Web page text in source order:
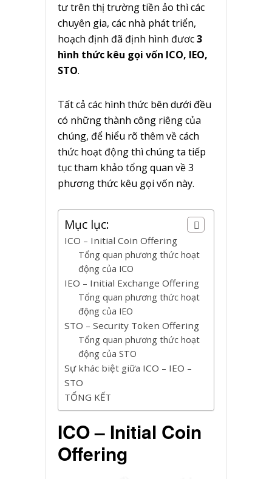
tư trên thị trường tiền ảo thì các
chuyên gia, các nhà phát triển,
hoạch định đã định hình đươc3
hình thức kêu gọi vốn ICO, IEO,
STO.
Tất cả các hình thức bên dưới đều
có những thành công riêng của
chúng, để hiểu rõ thêm về cách
thức hoạt động thì chúng ta tiếp
tục tham khảo tổng quan về 3
phương thức kêu gọi vốn này.
Mục lục:
ICO – Initial Coin Offering
Tổng quan phương thức hoạt
động của ICO
IEO – Initial Exchange Offering
Tổng quan phương thức hoạt
động của IEO
STO – Security Token Offering
Tổng quan phương thức hoạt
động của STO
Sự khác biệt giữa ICO – IEO –
STO
TỔNG KẾT
ICO – Initial Coin
Offering